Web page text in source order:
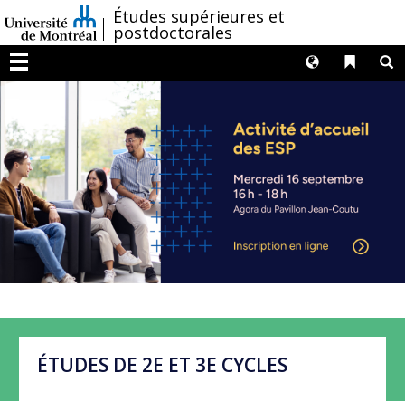
au
contenu
/Études supérieures et
postdoctorales
Menu
Liens
Langues
ÉTUDES DE 2E ET 3E CYCLES